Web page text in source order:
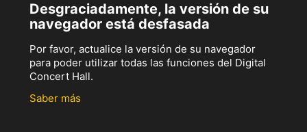
Desgraciadamente, la versión de su
navegador está desfasada
Por favor, actualice la versión de su navegador
para poder utilizar todas las funciones del Digital
Concert Hall.
Saber más